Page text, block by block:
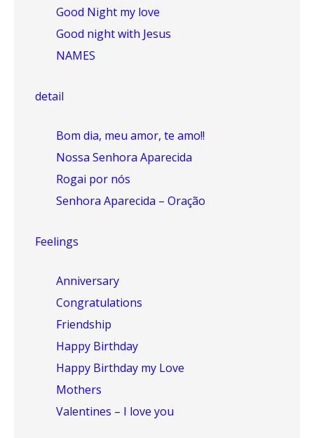
Good Night my love
Good night with Jesus
NAMES
detail
Bom dia, meu amor, te amo!!
Nossa Senhora Aparecida
Rogai por nós
Senhora Aparecida – Oração
Feelings
Anniversary
Congratulations
Friendship
Happy Birthday
Happy Birthday my Love
Mothers
Valentines – I love you